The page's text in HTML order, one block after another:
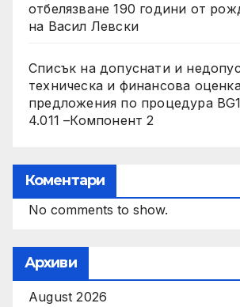
отбелязване 190 години от
на Васил Левски
Списък на допуснати и
техническа и финансова
предложения по процедура
4.011 –Компонент 2
Коментари
No comments to show.
Архиви
August 2026